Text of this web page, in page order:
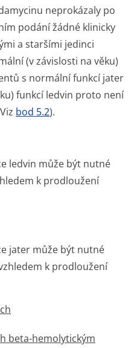
neprokázaly po
podání žádné klinicky
a staršími jedinci
(v závislosti na věku)
s normální funkcí jater
funkcí ledvin proto není
bod 5.2).
ledvin může být nutné
k prodloužení
jater může být nutné
k prodloužení
beta-hemolytickým